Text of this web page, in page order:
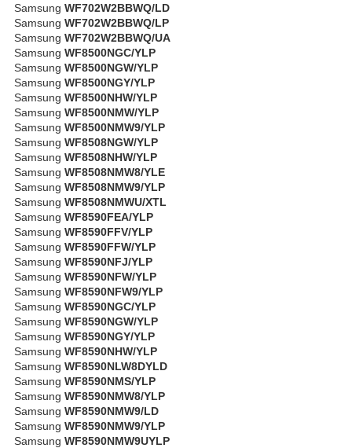
Samsung WF702W2BBWQ/LD
Samsung WF702W2BBWQ/LP
Samsung WF702W2BBWQ/UA
Samsung WF8500NGC/YLP
Samsung WF8500NGW/YLP
Samsung WF8500NGY/YLP
Samsung WF8500NHW/YLP
Samsung WF8500NMW/YLP
Samsung WF8500NMW9/YLP
Samsung WF8508NGW/YLP
Samsung WF8508NHW/YLP
Samsung WF8508NMW8/YLE
Samsung WF8508NMW9/YLP
Samsung WF8508NMWU/XTL
Samsung WF8590FEA/YLP
Samsung WF8590FFV/YLP
Samsung WF8590FFW/YLP
Samsung WF8590NFJ/YLP
Samsung WF8590NFW/YLP
Samsung WF8590NFW9/YLP
Samsung WF8590NGC/YLP
Samsung WF8590NGW/YLP
Samsung WF8590NGY/YLP
Samsung WF8590NHW/YLP
Samsung WF8590NLW8DYLD
Samsung WF8590NMS/YLP
Samsung WF8590NMW8/YLP
Samsung WF8590NMW9/LD
Samsung WF8590NMW9/YLP
Samsung WF8590NMW9UYLP